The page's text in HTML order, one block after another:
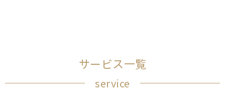
サービス一覧
service